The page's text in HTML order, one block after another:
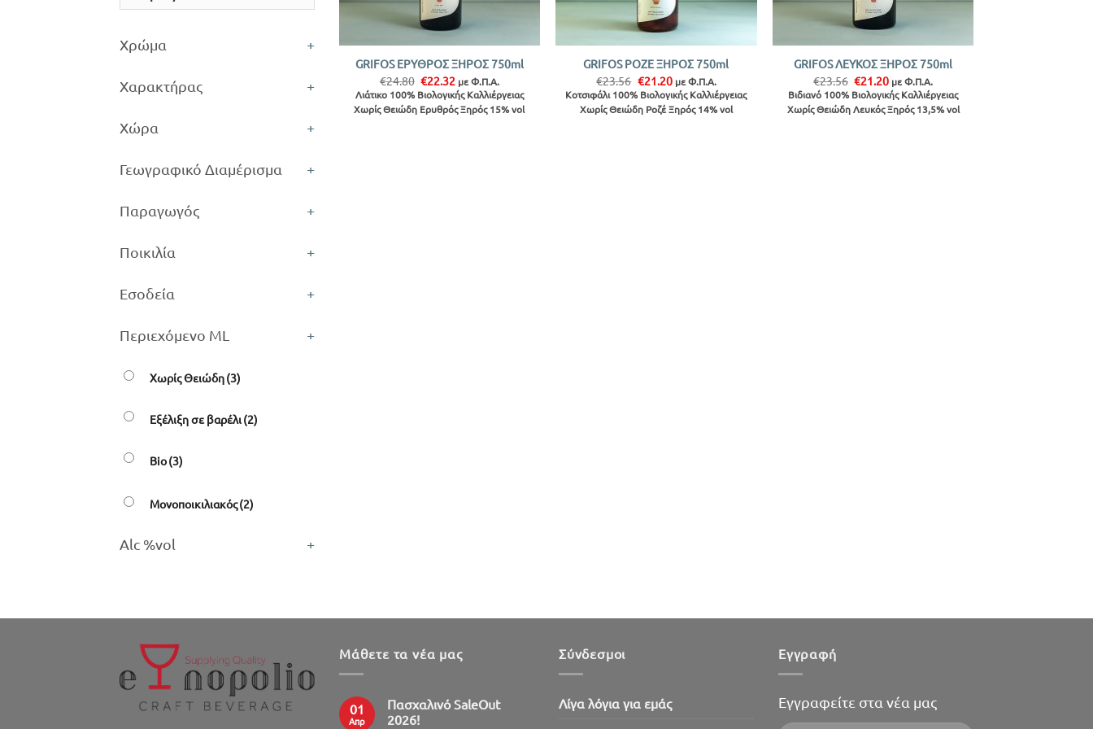
Χρώμα +
Χαρακτήρας +
Χώρα +
Γεωγραφικό Διαμέρισμα +
Παραγωγός +
Ποικιλία +
Εσοδεία +
Περιεχόμενο ML +
Χωρίς Θειώδη(3)
Εξέλιξη σε βαρέλι(2)
Bio(3)
Μονοποικιλιακός(2)
Alc %vol +
GRIFOS ΕΡΥΘΡΟΣ ΞΗΡΟΣ 750ml
€24.80 Original
price
was:
€24.80.
€22.32Η
τρέχουσα
τιμή
είναι:
με Φ.Π.Α.
Λιάτικο 100% Βιολογικής Καλλιέργειας
Χωρίς Θειώδη Ερυθρός Ξηρός 15% vol
+
GRIFOS ΡΟΖΕ ΞΗΡΟΣ 750ml
€23.56 Original
price
was:
€23.56.
€21.20Η
τρέχουσα
τιμή
είναι:
με Φ.Π.Α.
Κοτσιφάλι 100% Βιολογικής Καλλιέργειας
Χωρίς Θειώδη Ροζέ Ξηρός 14% vol
GRIFOS ΛΕΥΚΟΣ ΞΗΡΟΣ 750ml
€23.56 Original
price
was:
€23.56.
€21.20Η
τρέχουσα
τιμή
είναι:
με Φ.Π.Α.
Βιδιανό 100% Βιολογικής Καλλιέργειας
Χωρίς Θειώδη Λευκός Ξηρός 13,5% vol
Μάθετε τα νέα μας
01
Απρ
Πασχαλινό SaleOut
2026!
Σύνδεσμοι
Λίγα λόγια για εμάς
Εγγραφή
Εγγραφείτε στα νέα μας